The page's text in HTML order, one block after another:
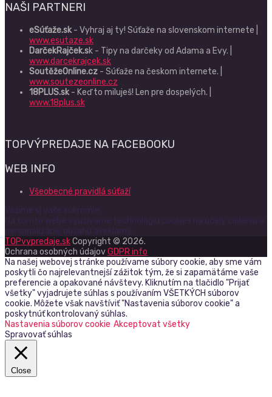
NAŠI PARTNERI
eSúťaže.sk- Vyhraj aj ty! Súťaže na slovenskom internete |
www.esutaze.sk
DarčekRajček.sk - Tipy na darčeky od Adama a Evy. |
www.darcekrajcek.sk
SoutěžeOnline.cz - Súťaže na českom internete. |
www.soutezeonline.cz
18PLUS.sk- Keď to miluješ! Len pre dospelých. |
www.18plus.sk
TOPVÝPREDAJE NA FACEBOOKU
WEB INFO
Všeobecné pravidlá súťaží
Vážime si vaše súkromie
Na tomto webe využívame technológiu cookies na účely cielenia a
personalizácie obsahu a reklamy.
TOPvypredaje.skCopyright © 2026.
Ochrana osobných údajovGDPR info
Na našej webovej stránke používame súbory cookie, aby sme vám
poskytli čo najrelevantnejší zážitok tým, že si zapamätáme vaše
preferencie a opakované návštevy. Kliknutím na tlačidlo "Prijať
všetky" vyjadrujete súhlas s používaním VŠETKÝCH súborov
cookie. Môžete však navštíviť "Nastavenia súborov cookie" a
poskytnúť kontrolovaný súhlas.
Nastavenia súborov cookie Akceptovat všetky
Spravovať súhlas
Close